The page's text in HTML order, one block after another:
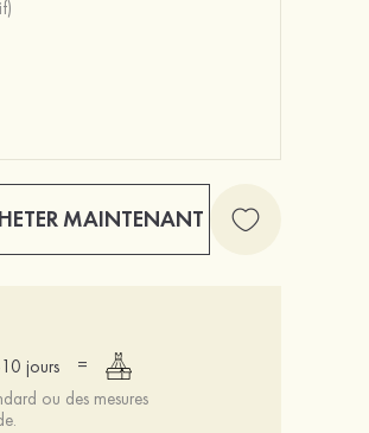
MAINTENANT
jours
=
ou des mesures